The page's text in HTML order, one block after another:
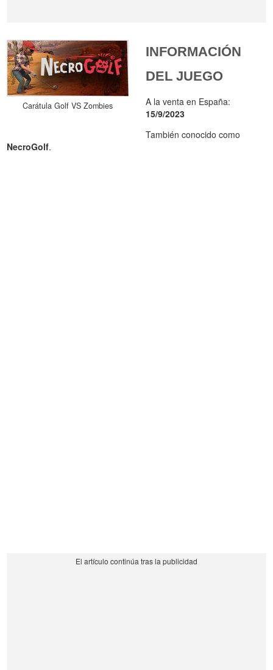
Carátula Golf VS Zombies
INFORMACIÓN
DEL JUEGO
A la venta en España:
15/9/2023
También conocido como
NecroGolf.